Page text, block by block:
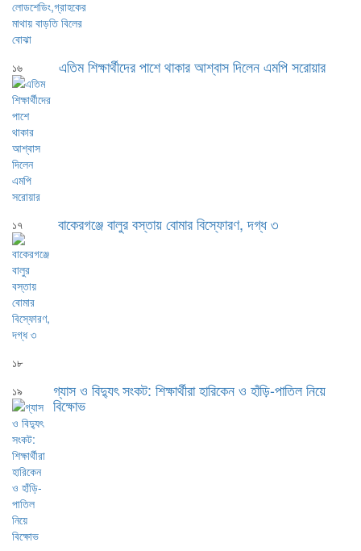
১৬ এতিম শিক্ষার্থীদের পাশে থাকার আশ্বাস দিলেন এমপি সরোয়ার
১৭ বাকেরগঞ্জে বালুর বস্তায় বোমার বিস্ফোরণ, দগ্ধ ৩
১৮
১৯
গ্যাস ও বিদ্যুৎ সংকট: শিক্ষার্থীরা হারিকেন ও হাঁড়ি-পাতিল নিয়ে
বিক্ষোভ